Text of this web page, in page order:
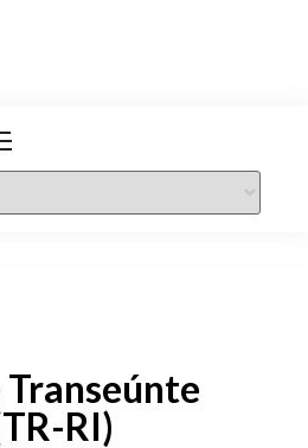
Transeúnte
RI)